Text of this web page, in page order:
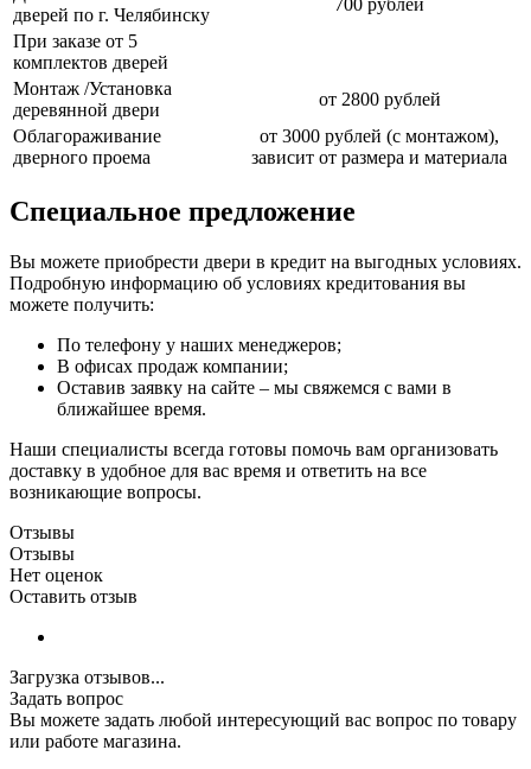
дверей по г. Челябинску
700 рублей
При заказе от 5
комплектов дверей
Монтаж /Установка
деревянной двери
от 2800 рублей
Облагораживание
дверного проема
от 3000 рублей (с монтажом),
зависит от размера и материала
Специальное предложение
Вы можете приобрести двери в кредит на выгодных условиях.
Подробную информацию об условиях кредитования вы
можете получить:
По телефону у наших менеджеров;
В офисах продаж компании;
Оставив заявку на сайте – мы свяжемся с вами в
ближайшее время.
Наши специалисты всегда готовы помочь вам организовать
доставку в удобное для вас время и ответить на все
возникающие вопросы.
Отзывы
Отзывы
Нет оценок
Оставить отзыв
Загрузка отзывов...
Задать вопрос
Вы можете задать любой интересующий вас вопрос по товару
или работе магазина.